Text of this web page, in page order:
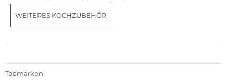
WEITERES KOCHZUBEHÖR
Topmarken